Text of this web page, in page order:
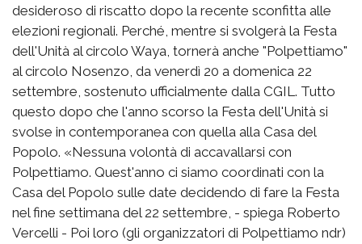
desideroso di riscatto dopo la recente sconfitta alle
elezioni regionali. Perché, mentre si svolgerà la Festa
dell'Unità al circolo Waya, tornerà anche "Polpettiamo"
al circolo Nosenzo, da venerdì 20 a domenica 22
settembre, sostenuto ufficialmente dalla CGIL. Tutto
questo dopo che l'anno scorso la Festa dell'Unità si
svolse in contemporanea con quella alla Casa del
Popolo. «Nessuna volontà di accavallarsi con
Polpettiamo. Quest'anno ci siamo coordinati con la
Casa del Popolo sulle date decidendo di fare la Festa
nel fine settimana del 22 settembre, - spiega Roberto
Vercelli - Poi loro (gli organizzatori di Polpettiamo ndr)